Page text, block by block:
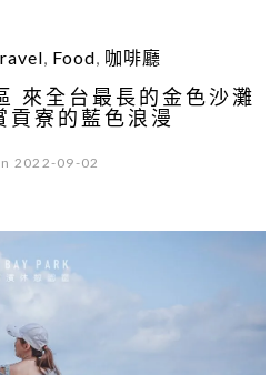
, Food, 咖啡廳
來全台最長的金色沙灘
貢寮的藍色浪漫
2022-09-02